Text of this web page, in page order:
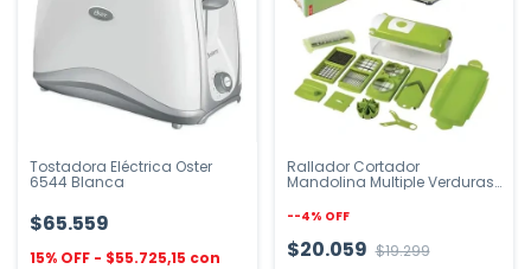
Tostadora Eléctrica Oster
6544 Blanca
$65.559
$55.725,15
Rallador Cortador
Mandolina Multiple Verduras
--4% OFF
$20.059 $19.299